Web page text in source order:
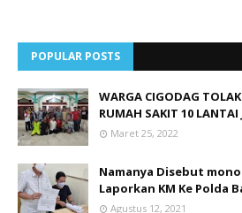
POPULAR POSTS
WARGA CIGODAG
RUMAH SAKIT 10 LANTAI
Maret 25, 2022
Namanya Disebut
Laporkan KM Ke Polda
Agustus 12, 2021